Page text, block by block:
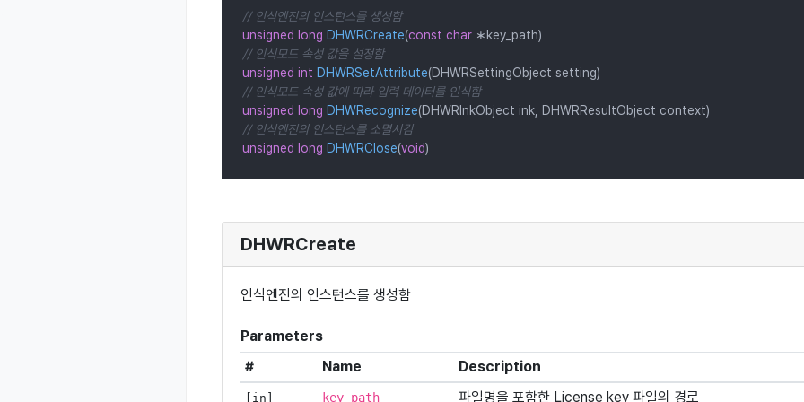
// 인식엔진의 인스턴스를 생성함
unsigned
long DHWRCreate(const char ∗key_path)
// 인식모드 속성 값을 설정함
unsigned int DHWRSetAttribute(DHWRSettingObject setting)
// 인식모드 속성 값에 따라 입력 데이터를 인식함
unsigned
long DHWRecognize(DHWRInkObject ink, DHWRResultObject context)
// 인식엔진의 인스턴스를 소멸시킴
unsigned
long DHWRClose(void)
DHWRCreate
인식엔진의 인스턴스를 생성함
Parameters
#
Name Description
[in] key_path 파일명을 포함한 License key 파일의 경로